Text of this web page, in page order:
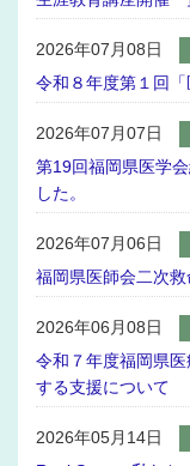
2026年07月08日
令和８年度第１回
2026年07月07日
第19回福岡県医学
した。
2026年07月06日
福岡県医師会二次
2026年06月08日
令和７年度福岡県
する支援について
2026年05月14日